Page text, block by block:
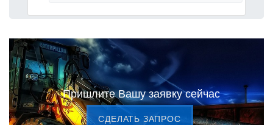
Пришлите Вашу заявку сейчас
CДЕЛАТЬ ЗАПРОС